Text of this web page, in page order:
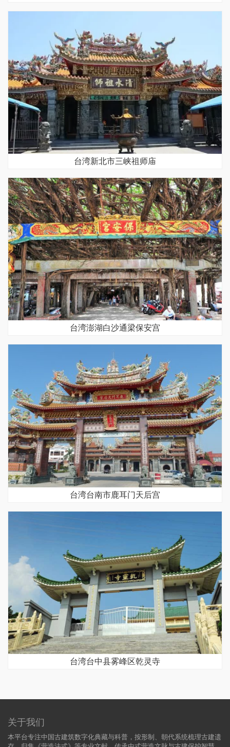
台湾新北市三峡祖师庙
台湾澎湖白沙通梁保安宫
台湾台南市鹿耳门天后宫
台湾台中县雾峰区乾灵寺
关于我们
本平台专注中国古建筑数字化典藏与科普，按形制、朝代系统梳理古建遗